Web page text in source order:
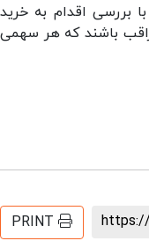
اقدام به خرید
باشند که هر سهمی
PRINT